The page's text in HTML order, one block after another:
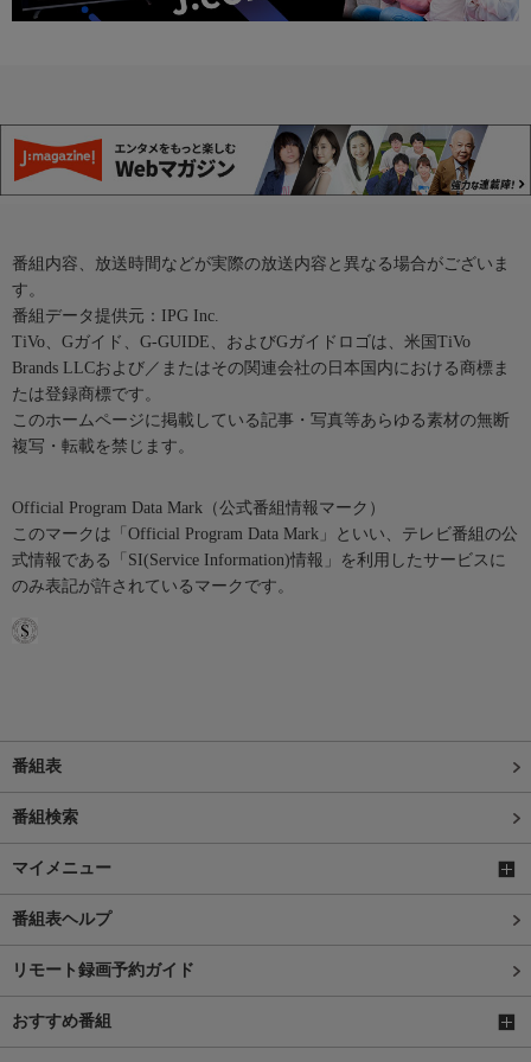
番組内容、放送時間などが実際の放送内容と異なる場合がございま
す。
番組データ提供元：IPG Inc.
TiVo、Gガイド、G-GUIDE、およびGガイドロゴは、米国TiVo
Brands LLCおよび／またはその関連会社の日本国内における商標ま
たは登録商標です。
このホームページに掲載している記事・写真等あらゆる素材の無断
複写・転載を禁じます。
Official Program Data Mark（公式番組情報マーク）
このマークは「Official Program Data Mark」といい、テレビ番組の公
式情報である「SI(Service Information)情報」を利用したサービスに
のみ表記が許されているマークです。
番組表
番組検索
マイメニュー
番組表ヘルプ
リモート録画予約ガイド
おすすめ番組